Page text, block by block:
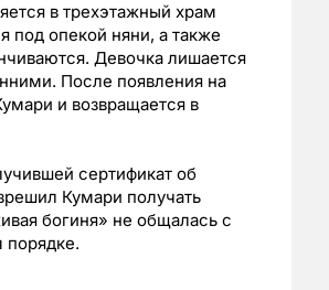
в трехэтажный храм
под опекой няни, а также
Девочка лишается
После появления на
и возвращается в
сертификат об
Кумари получать
богиня» не общалась с